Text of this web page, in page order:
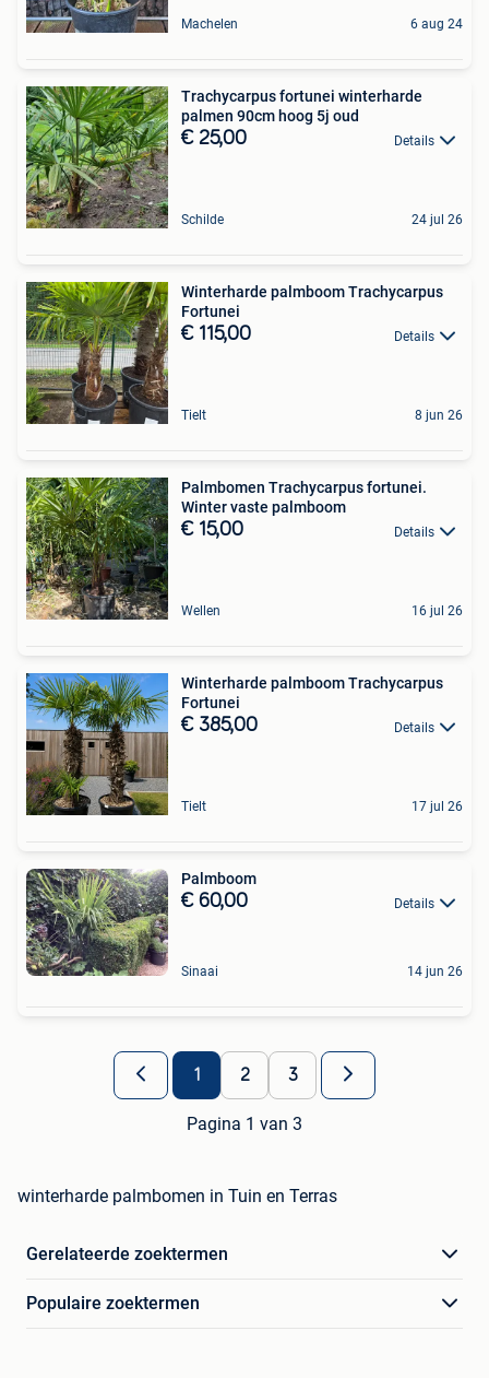
Machelen 6 aug 24
Trachycarpus fortunei winterharde
palmen 90cm hoog 5j oud
€ 25,00 Details
Schilde 24 jul 26
Winterharde palmboom Trachycarpus
Fortunei
€ 115,00 Details
Tielt 8 jun 26
Palmbomen Trachycarpus fortunei.
Winter vaste palmboom
€ 15,00 Details
Wellen 16 jul 26
Winterharde palmboom Trachycarpus
Fortunei
€ 385,00 Details
Tielt 17 jul 26
Palmboom
€ 60,00 Details
Sinaai 14 jun 26
1 2 3
Pagina 1 van 3
winterharde palmbomen in Tuin en Terras
Gerelateerde zoektermen
Populaire zoektermen